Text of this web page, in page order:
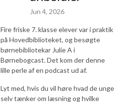
Jun 4, 2026
Fire friske 7. klasse elever var i praktik
på Hovedbiblioteket, og besøgte
børnebibliotekar Julie A i
Børnebogcast. Det kom der denne
lille perle af en podcast ud af.
Lyt med, hvis du vil høre hvad de unge
selv tænker om læsning og hvilke